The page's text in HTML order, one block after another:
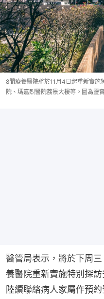
8間療養醫院將於11月4日起重新實施
院、瑪嘉烈醫院荔景大樓等。圖為靈
醫管局表示，將於下周
養醫院重新實施特別探
陸續聯絡病人家屬作預